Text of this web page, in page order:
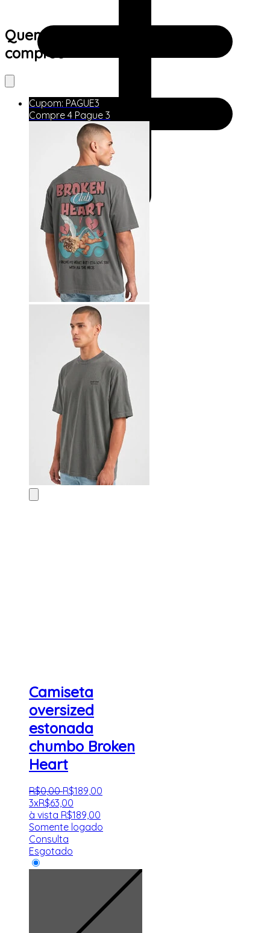
Quem viu este produto também
comprou
Camiseta
oversized
estonada
chumbo Broken
Heart
R$0,00 R$189,00
3xR$63,00
à vista R$189,00
Somente logado
Consulta
Esgotado